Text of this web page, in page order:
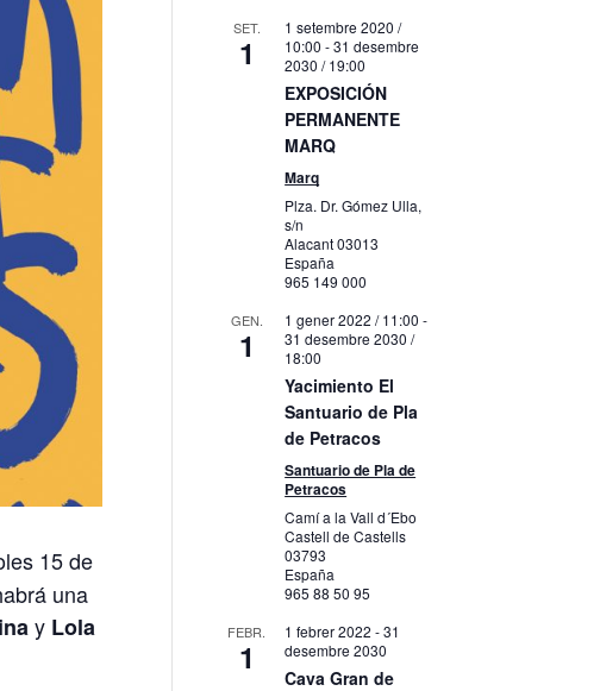
15 de
una
y Lola
SET.
1
1 setembre 2020 /
10:00 -31 desembre
2030 / 19:00
EXPOSICIÓN
PERMANENTE
MARQ
Marq
Plza. Dr. Gómez Ulla,
s/n
Alacant03013
España
965 149 000
GEN.
1
1 gener 2022 / 11:00 -
31 desembre 2030 /
18:00
Yacimiento El
Santuario de Pla
de Petracos
Santuario de Pla de
Petracos
Camí a la Vall d´Ebo
Castell de Castells
03793
España
965 88 50 95
FEBR.
1
1 febrer 2022 -31
desembre 2030
Cava Gran de